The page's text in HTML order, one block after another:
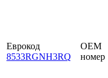
Еврокод
8533RGNH3RQ
OEM
номер